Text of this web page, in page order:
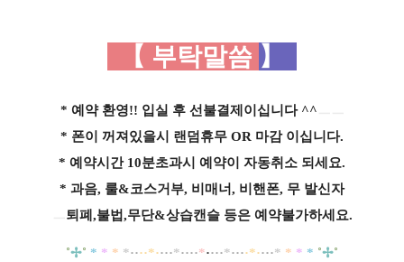
【 부탁말씀 】
* 예약 환영!! 입실 후 선불결제이십니다 ^^
* 폰이 꺼져있을시 랜덤휴무 OR 마감 이십니다.
* 예약시간 10분초과시 예약이 자동취소 되세요.
* 과음, 룰&코스거부, 비매너, 비핸폰, 무 발신자
퇴폐,불법,무단&상습캔슬 등은 예약불가하세요.
˚✢˚ * * * *····*····*····*····*····*····* * * * ˚✢˚